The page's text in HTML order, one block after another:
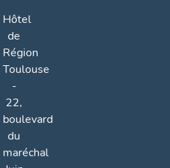
Hôtel
de
Région
Toulouse
-
22,
boulevard
du
maréchal